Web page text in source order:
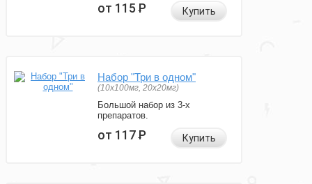
от 115Р Купить
Набор "Три в одном"
(10x100мг, 20x20мг)
Большой набор из 3-х
препаратов.
от 117Р Купить